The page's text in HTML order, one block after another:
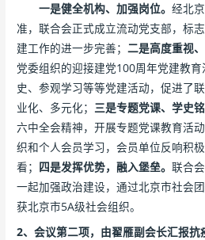
一是健全机构、加强岗位。经北
准，联合会正式成立流动党支部，标
建工作的进一步完善；二是高度重视
党委组织的迎接建党100周年党建教
史、参观学习等等党建活动，促进了
业化、多元化； 三是专题党课、学史
六中全会精神，开展专题党课教育活
织和个人会员学习，会员单位反响积
看； 四是发挥优势，融入堡垒。联合
一起加强政治建设，通过北京市社会
获北京市5A级社会组织。
2、会议第二项，由翟雁副会长汇报